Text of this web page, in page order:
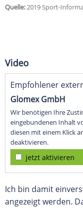
Quelle:2019 Sport-
Video
Empfohlener
Glomex GmbH
Wir benötigen Ihre
eingebundenen Inhalt
diesen mit einem Klick
deaktivieren.
jetzt aktivieren
Ich bin damit
angezeigt werden.